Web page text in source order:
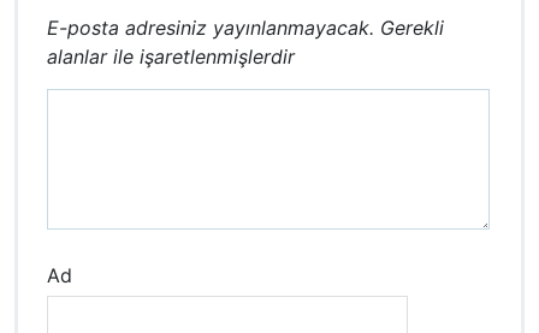
E-posta adresiniz yayınlanmayacak. Gerekli
alanlar ile işaretlenmişlerdir
Ad